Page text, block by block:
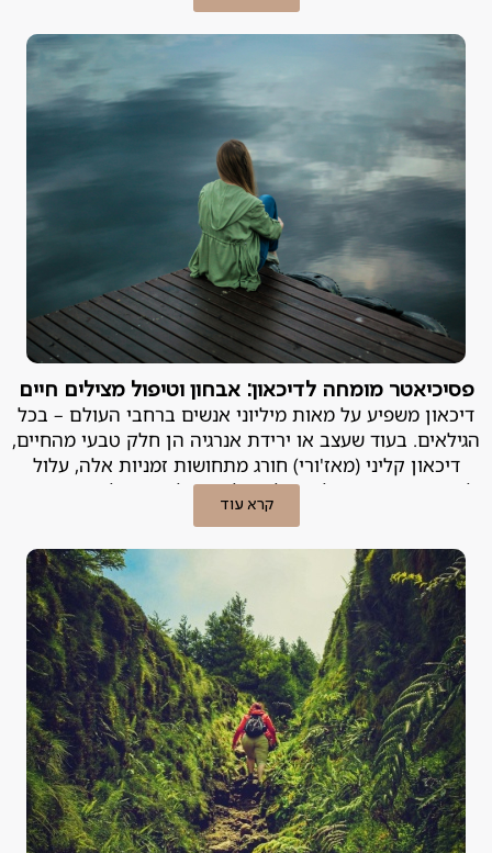
פסיכיאטר מומחה לדיכאון: אבחון וטיפול מצילים חיים
דיכאון משפיע על מאות מיליוני אנשים ברחבי העולם – בכל
הגילאים. בעוד שעצב או ירידת אנרגיה הן חלק טבעי מהחיים,
דיכאון קליני (מאז'ורי) חורג מתחושות זמניות אלה, עלול
להשפיע עמוקות על היכולת של אדם לתפקד וליהנות מחייו,
ועלול להיות מסוכן. פסיכיאטר מומחה לדיכאון מסביר.
קרא עוד